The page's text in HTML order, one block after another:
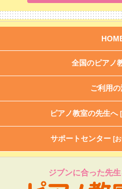
全国のピアノ
ご利用
ピアノ教室の先生へ
サポートセンター [
ジブンに合った先